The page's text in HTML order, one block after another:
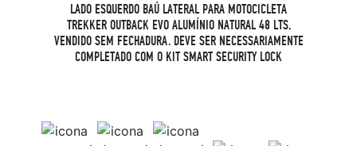
LADO ESQUERDO BAÚ LATERAL PARA MOTOCICLETA
TREKKER OUTBACK EVO ALUMÍNIO NATURAL 48 LTS,
VENDIDO SEM FECHADURA. DEVE SER NECESSARIAMENTE
COMPLETADO COM O KIT SMART SECURITY LOCK